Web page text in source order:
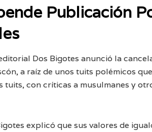
Publicación
Dos Bigotes anunció la
a raíz de unos tuits polémicos
tuits, con críticas a musulmanes y
explicó que sus valores de